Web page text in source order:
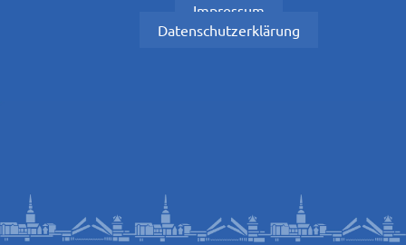
Impressum
Datenschutzerklärung